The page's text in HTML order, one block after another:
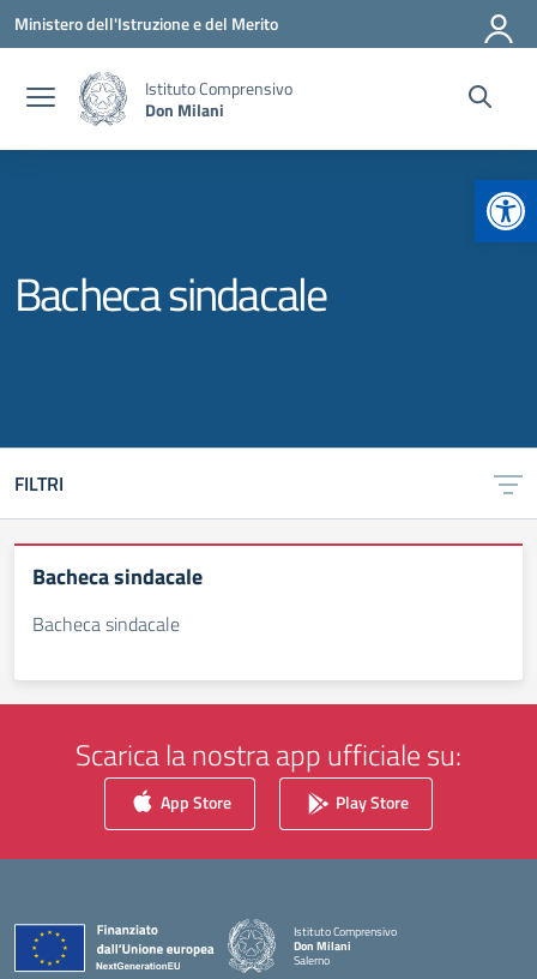
Vai ai contenuti
Vai al menu di navigazione
Vai al footer
Ministero dell'Istruzione e del Merito
Istituto Comprensivo
Don Milani
Bacheca sindacale
FILTRI
Bacheca sindacale
Bacheca sindacale
Scarica la nostra app ufficiale su:
App Store Play Store
Istituto Comprensivo
Don Milani
Salerno